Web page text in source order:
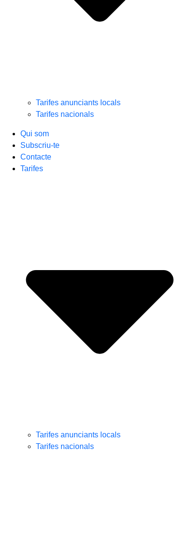
Tarifes anunciants locals
Tarifes nacionals
Qui som
Subscriu-te
Contacte
Tarifes
Tarifes anunciants locals
Tarifes nacionals